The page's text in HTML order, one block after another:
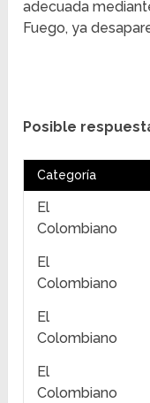
adecuada
Fuego, ya
Posible
Categoría
El
Colombiano
El
Colombiano
El
Colombiano
El
Colombiano